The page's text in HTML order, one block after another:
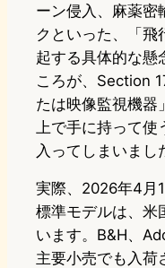
ーン侵入、麻薬密
クといった、「飛
起する具体的な懸
ころが、Section
たは映像監視機器
上で手に持って
入ってしまいまし
実際、2026年4月
標準モデルは、米
います。B&H、
主要小売でも入荷